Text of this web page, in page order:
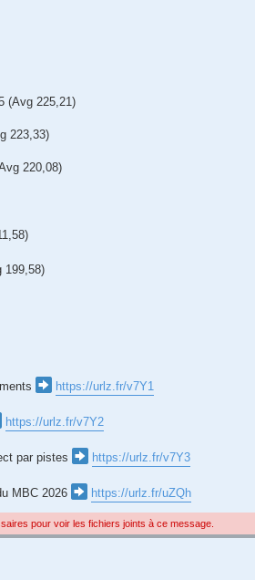
(Avg 225,21)
223,33)
220,08)
199,58)
https://urlz.fr/v7Y1
https://urlz.fr/v7Y2
par pistes https://urlz.fr/v7Y3
MBC 2026 https://urlz.fr/uZQh
pour voir les fichiers joints à ce message.